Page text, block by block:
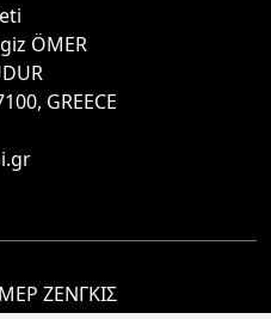
ÖMER
GREECE
ΖΕΝΓΚΙΣ